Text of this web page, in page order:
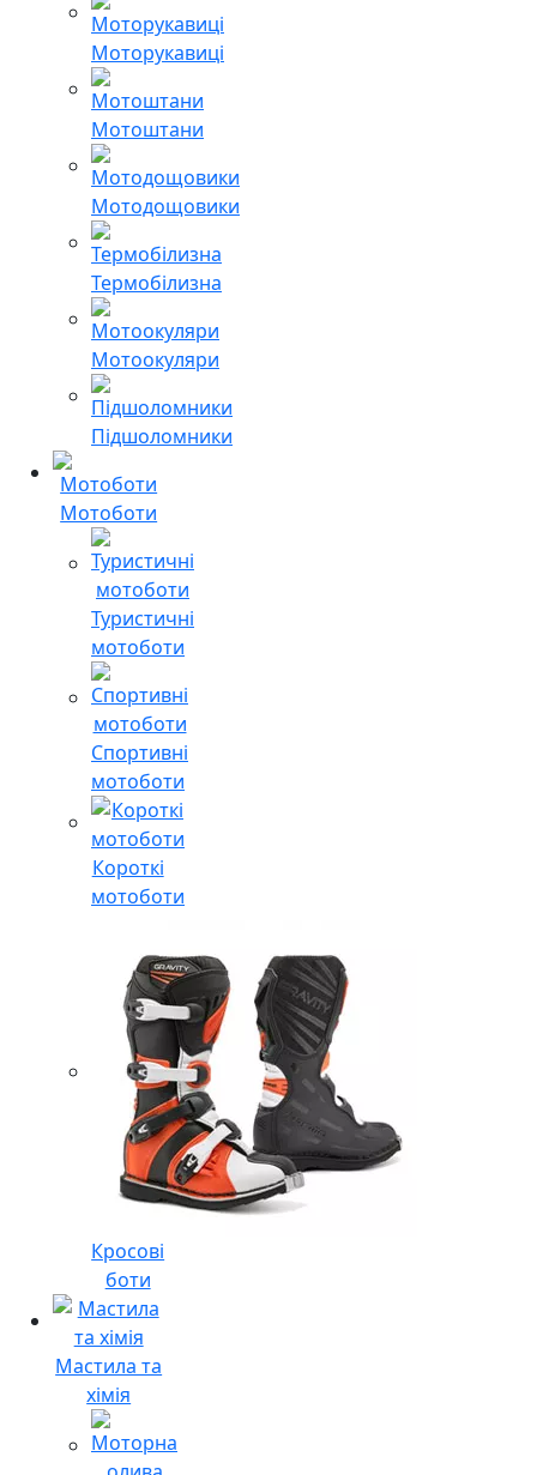
Моторукавиці
Мотоштани
Мотодощовики
Термобілизна
Мотоокуляри
Підшоломники
Мотоботи
Туристичні
мотоботи
Спортивні
мотоботи
Короткі
мотоботи
Кросові
боти
Мастила та
хімія